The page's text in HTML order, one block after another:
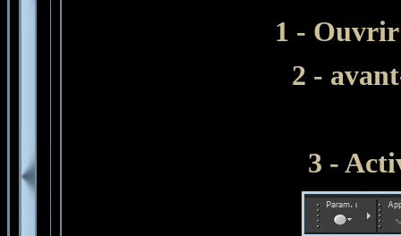
1 - Ouvrir
2 -
3 -